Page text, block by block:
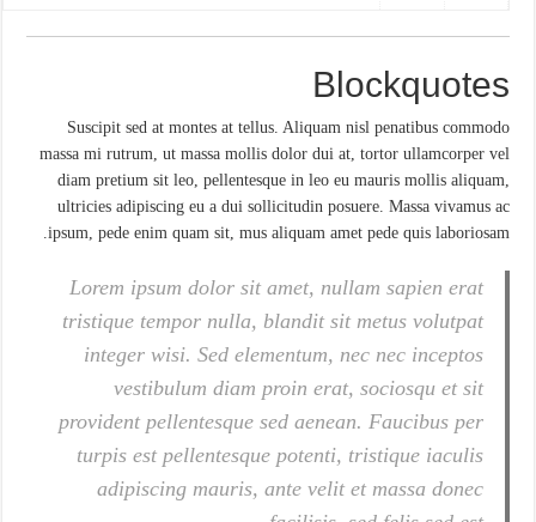
Blockquotes
Suscipit sed at montes at tellus. Aliquam nisl penatibus commodo
massa mi rutrum, ut massa mollis dolor dui at, tortor ullamcorper vel
diam pretium sit leo, pellentesque in leo eu mauris mollis aliquam,
ultricies adipiscing eu a dui sollicitudin posuere. Massa vivamus ac
ipsum, pede enim quam sit, mus aliquam amet pede quis laboriosam.
Lorem ipsum dolor sit amet, nullam sapien erat
tristique tempor nulla, blandit sit metus volutpat
integer wisi. Sed elementum, nec nec inceptos
vestibulum diam proin erat, sociosqu et sit
provident pellentesque sed aenean. Faucibus per
turpis est pellentesque potenti, tristique iaculis
adipiscing mauris, ante velit et massa donec